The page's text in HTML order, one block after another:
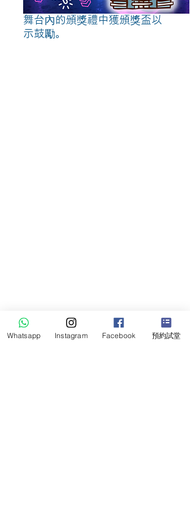
27/8(六) 晚6時45分在展館大
舞台內的頒獎禮中獲頒獎盃以
示鼓勵。
Whatsapp Instagram Facebook 預約試堂